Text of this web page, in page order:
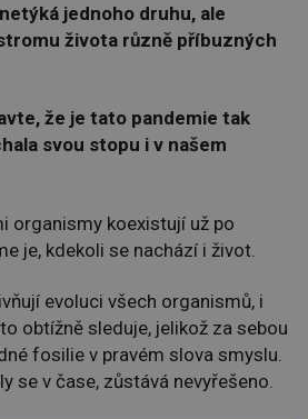
jednoho druhu, ale
života různě příbuzných
že je tato pandemie tak
svou stopu i v našem
organismy koexistují už po
je, kdekoli se nachází i život.
evoluci všech organismů, i
obtížně sleduje, jelikož za sebou
fosilie v pravém slova smyslu.
se v čase, zůstává nevyřešeno.